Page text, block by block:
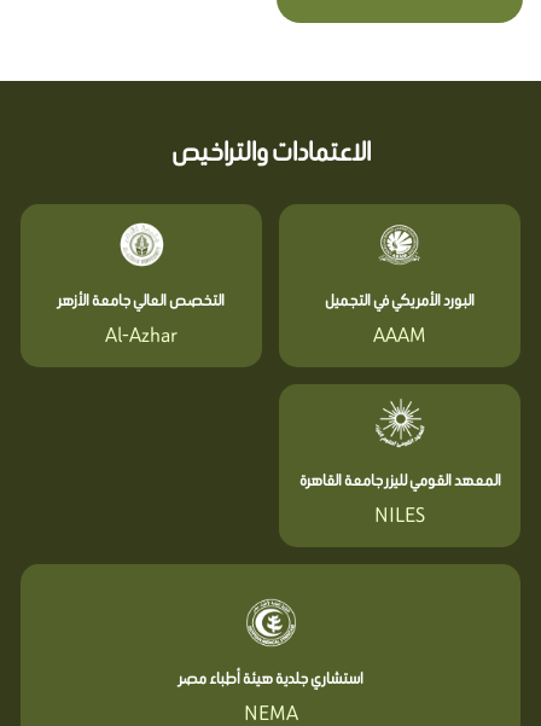
الاعتمادات والتراخيص
البورد الأمريكي في التجميل
AAAM
التخصص العالي جامعة الأزهر
Al-Azhar
المعهد القومي لليزر جامعة القاهرة
NILES
استشاري جلدية هيئة أطباء مصر
NEMA